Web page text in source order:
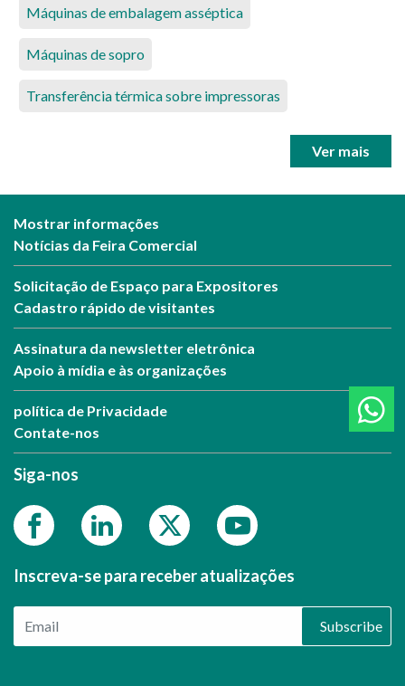
Máquinas de embalagem asséptica
Máquinas de sopro
Transferência térmica sobre impressoras
Ver mais
Mostrar informações
Notícias da Feira Comercial
Solicitação de Espaço para Expositores
Cadastro rápido de visitantes
Assinatura da newsletter eletrônica
Apoio à mídia e às organizações
política de Privacidade
Contate-nos
Siga-nos
Inscreva-se para receber atualizações
Subscribe